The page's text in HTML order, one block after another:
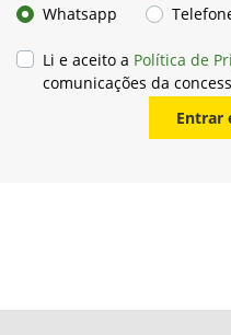
Whatsapp
Li e aceito a Política de
comunicações da
Entrar